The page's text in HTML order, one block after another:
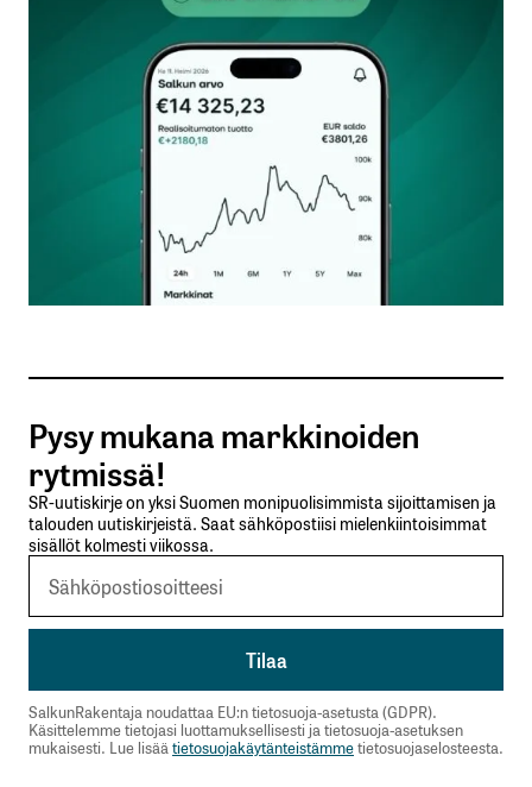
Kommentti*
Nimesi tai nimimerkkisi
Sähköpostiosoitteesi
Tilaa SalkunRakentajan uutiskirje
Lähetä kommentti
Pysy mukana markkinoiden
rytmissä!
SR-uutiskirje on yksi Suomen monipuolisimmista sijoittamisen ja
talouden uutiskirjeistä. Saat sähköpostiisi mielenkiintoisimmat
sisällöt kolmesti viikossa.
SalkunRakentaja noudattaa EU:n tietosuoja-asetusta (GDPR).
Käsittelemme tietojasi luottamuksellisesti ja tietosuoja-asetuksen
mukaisesti. Lue lisää tietosuojakäytänteistämmetietosuojaselosteesta.